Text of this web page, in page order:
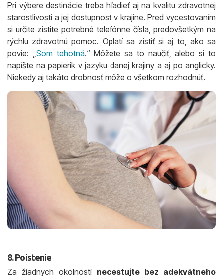
Pri výbere destinácie treba hľadieť aj na kvalitu zdravotnej
starostlivosti a jej dostupnosť v krajine. Pred vycestovaním
si určite zistite potrebné telefónne čísla, predovšetkým na
rýchlu zdravotnú pomoc. Oplatí sa zistiť si aj to, ako sa
povie: „Som tehotná.“ Môžete sa to naučiť, alebo si to
napíšte na papierik v jazyku danej krajiny a aj po anglicky.
Niekedy aj takáto drobnosť môže o všetkom rozhodnúť.
8. Poistenie
Za žiadnych okolností necestujte bez adekvátneho